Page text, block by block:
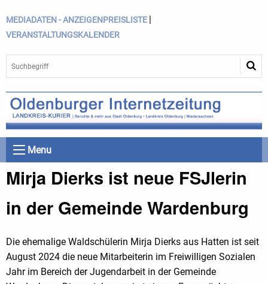
MEDIADATEN - ANZEIGENPREISLISTE |
VERANSTALTUNGSKALENDER
Menu
Mirja Dierks ist neue FSJlerin
in der Gemeinde Wardenburg
Die ehemalige Waldschülerin Mirja Dierks aus Hatten ist seit
August 2024 die neue Mitarbeiterin im Freiwilligen Sozialen
Jahr im Bereich der Jugendarbeit in der Gemeinde